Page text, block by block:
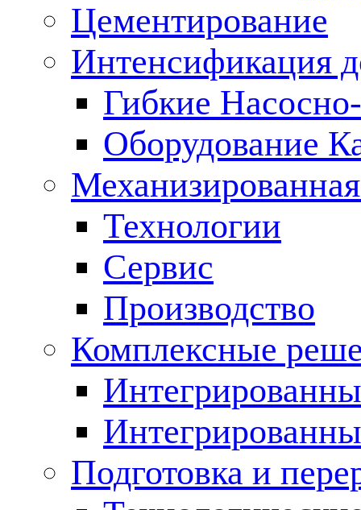
Цементирование
Интенсификация
Гибкие
Оборудование
Технологии
Сервис
Производство
Комплексные
Подготовка и